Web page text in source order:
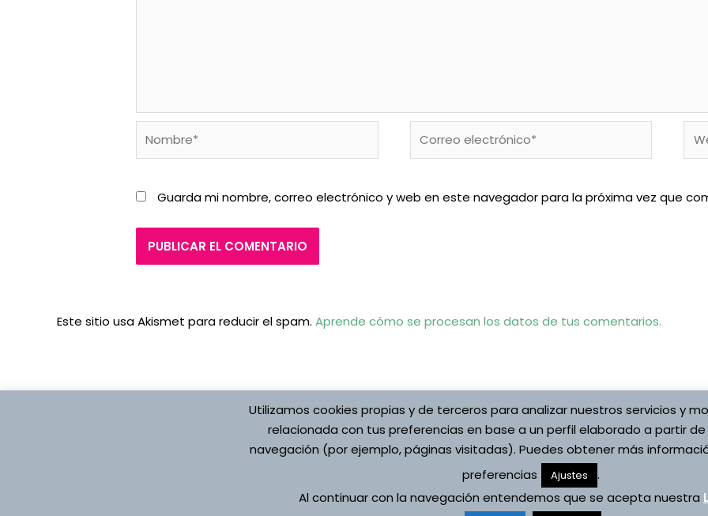
electrónico*
Guarda mi nombre, correo electrónico y web en este navegador para la próxima vez que
Este sitio usa Akismet para reducir el spam. Aprende cómo se procesan los datos de tus comentarios.
Registro de Actividades
Copyright © 2026
Vojta
Utilizamos cookies propias y de terceros para analizar nuestros servicios y
relacionada con tus preferencias en base a un perfil elaborado a partir
navegación (por ejemplo, páginas visitadas). Puedes obtener más
preferencias
Ajustes
.
Al continuar con la navegación entendemos que se acepta nuestra